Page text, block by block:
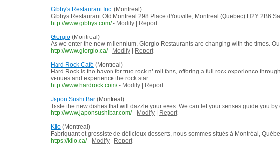
Gibby's Restaurant Inc. (Montreal)
Gibbys Restaurant Old Montreal 298 Place dYouville, Montreal (Quebec) H2Y 2B6
http://www.gibbys.com/ - Modify
Report
Giorgio (Montreal)
As we enter the new millennium, Giorgio Restaurants are changing with the times.
http://www.giorgio.ca/ - Modify
Report
Hard Rock Café (Montreal)
Hard Rock is the haven for true rock n’ roll fans, offering a full rock experience
venues and experience the rock star
http://www.hardrock.com/ - Modify
Report
Japon Sushi Bar (Montreal)
Taste the new dishes that will dazzle your eyes. We can let your senses guide you
http://www.japonsushibar.com/ - Modify
Report
Kilo (Montreal)
Fabriquant et grossiste de délicieux desserts, nous sommes situés à Montréal,
https://kilo.ca/ - Modify
Report